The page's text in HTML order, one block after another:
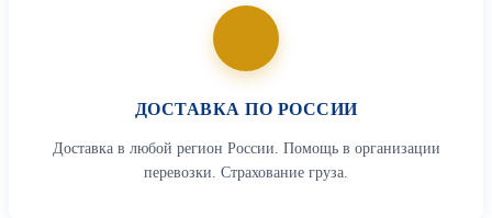
ДОСТАВКА ПО РОССИИ
Доставка в любой регион России. Помощь в организации
перевозки. Страхование груза.